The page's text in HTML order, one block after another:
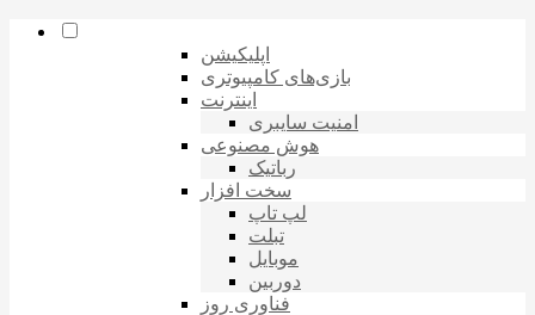
اپلیکیشن
بازی‌های کامپیوتری
اینترنت
امنیت سایبری
هوش مصنوعی
رباتیک
سخت افزار
لپ تاپ
تبلت
موبایل
دوربین
فناوری روز